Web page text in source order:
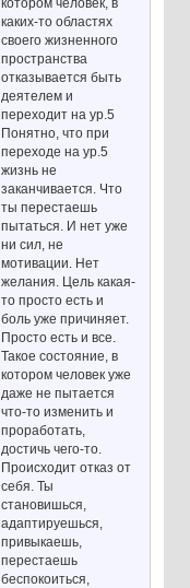
котором человек, в
каких-то областях
своего жизненного
пространства
отказывается быть
деятелем и
переходит на ур.5
Понятно, что при
переходе на ур.5
жизнь не
заканчивается. Что
ты перестаешь
пытаться. И нет уже
ни сил, не
мотивации. Нет
желания. Цель какая-
то просто есть и
боль уже причиняет.
Просто есть и все.
Такое состояние, в
котором человек уже
даже не пытается
что-то изменить и
проработать,
достичь чего-то.
Происходит отказ от
себя. Ты
становишься,
адаптируешься,
привыкаешь,
перестаешь
беспокоиться,